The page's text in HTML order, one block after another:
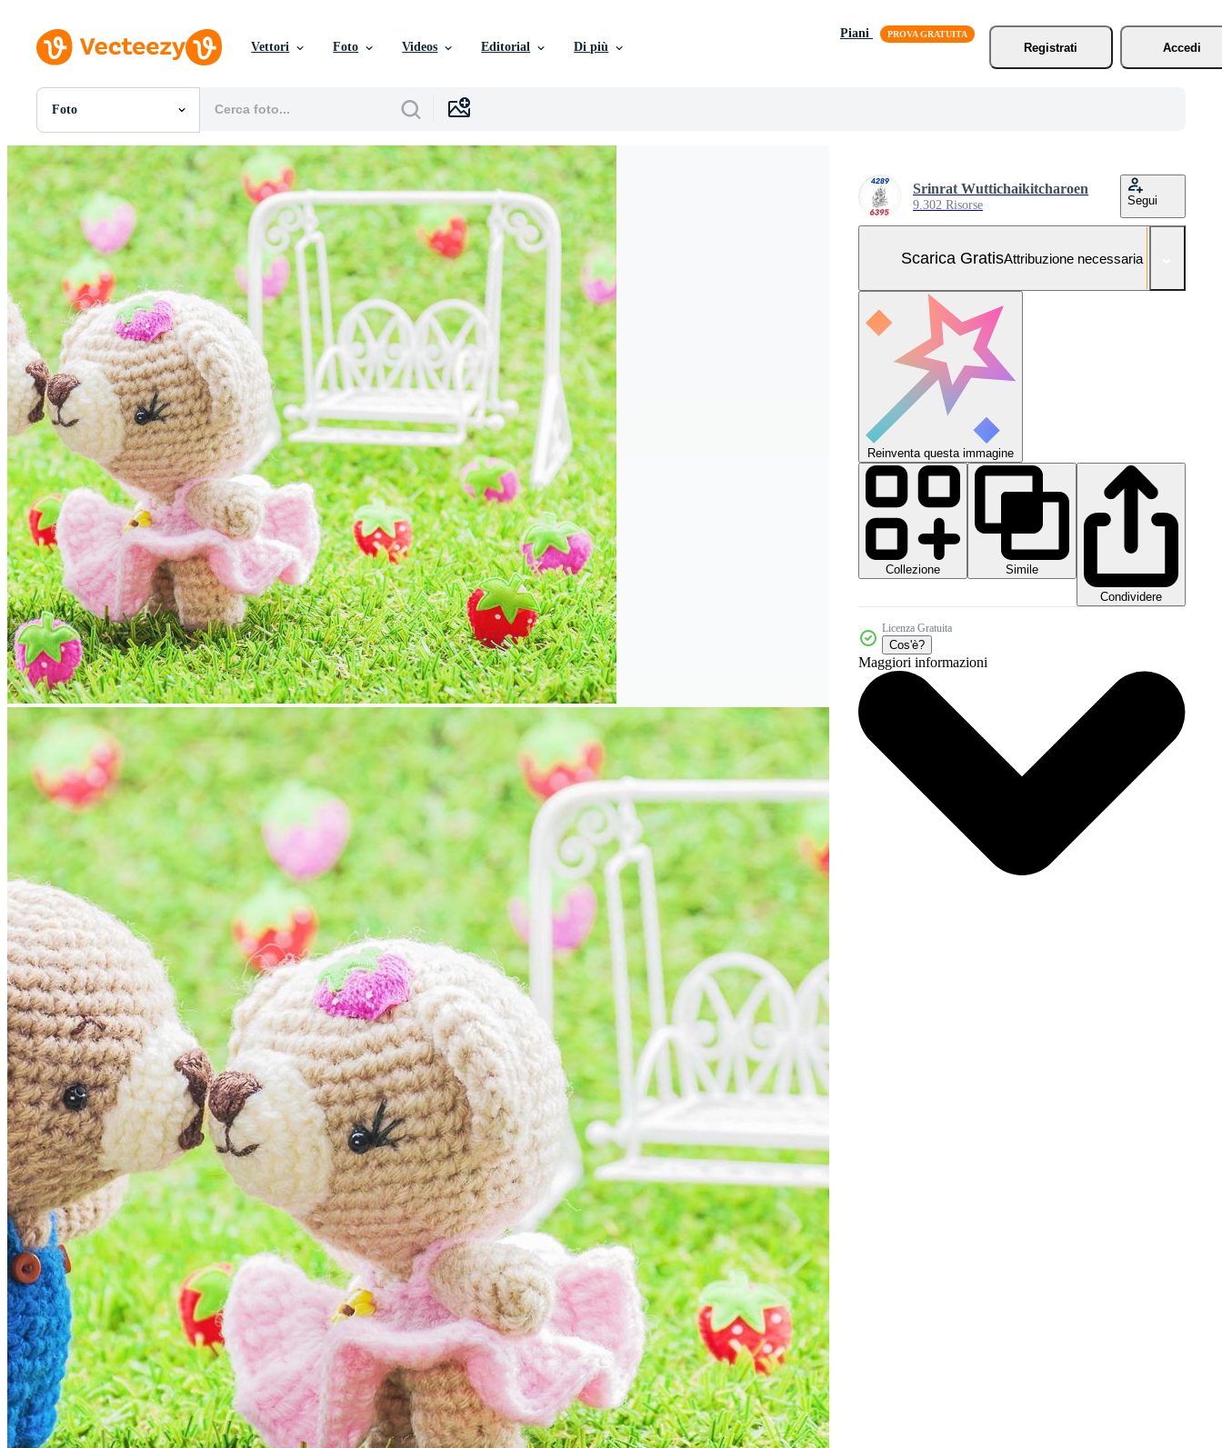
Vettori Foto Videos Editorial Di più
Piani
Registrati
Accedi
Foto
Tutte Immagini
Foto
PNGs
PSDs
SVGs
Modelli
Vettori
Videos
Motion graphics
Immagini Editoriali
Eventi Editoriali
Srinrat Wuttichaikitcharoen
9.302 Risorse Segui
Scarica GratisAttribuzione necessaria
Reinventa questa immagine
Collezione
Simile
Condividere
Licenza Gratuita
Cos'è?
Maggiori informazioni